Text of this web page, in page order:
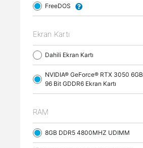
FreeDOS
Ekran Kartı
Dahili Ekran Kartı
NVIDIA® GeForce® RTX 3050 6GB
96 Bit GDDR6 Ekran Kartı
RAM
8GB DDR5 4800MHZ UDIMM